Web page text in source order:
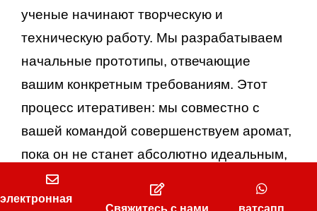
ученые начинают творческую и
техническую работу. Мы разрабатываем
начальные прототипы, отвечающие
вашим конкретным требованиям. Этот
процесс итеративен: мы совместно с
вашей командой совершенствуем аромат,
пока он не станет абсолютно идеальным,
с точным расположением каждой ноты.
электронная
Свяжитесь с нами
ватсапп